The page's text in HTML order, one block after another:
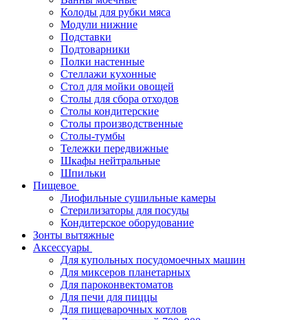
Колоды для рубки мяса
Модули нижние
Подставки
Подтоварники
Полки настенные
Стеллажи кухонные
Стол для мойки овощей
Столы для сбора отходов
Столы кондитерские
Столы производственные
Столы-тумбы
Тележки передвижные
Шкафы нейтральные
Шпильки
Пищевое
Лиофильные сушильные камеры
Стерилизаторы для посуды
Кондитерское оборудование
Зонты вытяжные
Аксессуары
Для купольных посудомоечных машин
Для миксеров планетарных
Для пароконвектоматов
Для печи для пиццы
Для пищеварочных котлов